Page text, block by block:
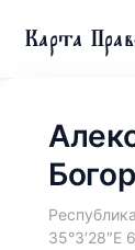
Карта
35°3′28″E